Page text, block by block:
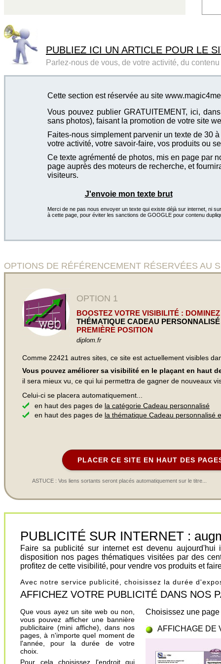
PUBLIEZ ICI UN ARTICLE POUR LE
Parlez-nous de vous, de votre activité, du
Cette section est réservée au site
Vous pouvez publier GRATUITEMENT, ici,
sans photos), faisant la promotion de votre site
Faites-nous simplement parvenir un texte de 30
votre activité, votre savoir-faire, vos produits ou
Ce texte agrémenté de photos, mis en page par
page auprès des moteurs de recherche, et
visiteurs.
J'envoie mon texte brut
Merci de ne pas nous envoyer un texte qui existe déjà sur internet, ni
à cette page, pour éviter les sanctions de GOOGLE pour contenu
OPTIONS DE RÉFÉRENCEMENT RÉSERVÉES AU
OPTION 1
BOOSTEZ VOTRE VISIBILITÉ :
THÉMATIQUE CADEAU PERSONNALISÉ
PREMIÈRE POSITION
diplom.fr
Comme 22421 autres sites, ce site est actuellement visibles
Vous pouvez améliorer sa visibilité en le plaçant en haut
il sera mieux vu, ce qui lui permettra de gagner de nouveaux
Celui-ci se placera automatiquement...
en haut des pages de la catégorie Cadeau personnalisé
en haut des pages de la thématique Cadeau personnalisé
PLACER CE SITE EN HAUT DES
ASTUCE : Vos liens sortants seront placés automatiquement sur le titre...
PUBLICITÉ SUR INTERNET :
Faire sa publicité sur internet est devenu
disposition nos pages thématiques visitées par des
profitez de cette visibilité, pour vendre vos produits et
Avec notre service publicité, choisissez la durée
AFFICHEZ VOTRE PUBLICITÉ DANS NOS
Que vous ayez un site web ou non,
vous pouvez afficher une bannière
publicitaire (mini affiche), dans nos
pages, à n'importe quel moment de
l'année, pour la durée de votre
choix.
Pour cela choisissez l'endroit qui
Choisissez une
AFFICHAGE DE